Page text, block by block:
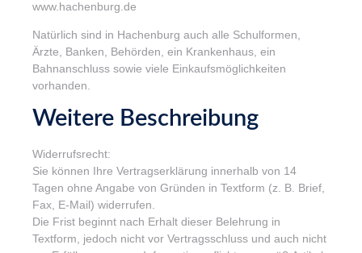
www.hachenburg.de
Natürlich sind in Hachenburg auch alle Schulformen,
Ärzte, Banken, Behörden, ein Krankenhaus, ein
Bahnanschluss sowie viele Einkaufsmöglichkeiten
vorhanden.
Weitere Beschreibung
Widerrufsrecht:
Sie können Ihre Vertragserklärung innerhalb von 14
Tagen ohne Angabe von Gründen in Textform (z. B. Brief,
Fax, E-Mail) widerrufen.
Die Frist beginnt nach Erhalt dieser Belehrung in
Textform, jedoch nicht vor Vertragsschluss und auch nicht